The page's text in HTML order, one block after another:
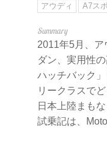
アウディ A7ス
2011年5月、
ダン、実用性
ハッチバック
リークラスで
日本上陸まも
試乗記は、